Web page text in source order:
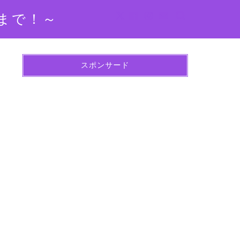
で！～
スポンサード